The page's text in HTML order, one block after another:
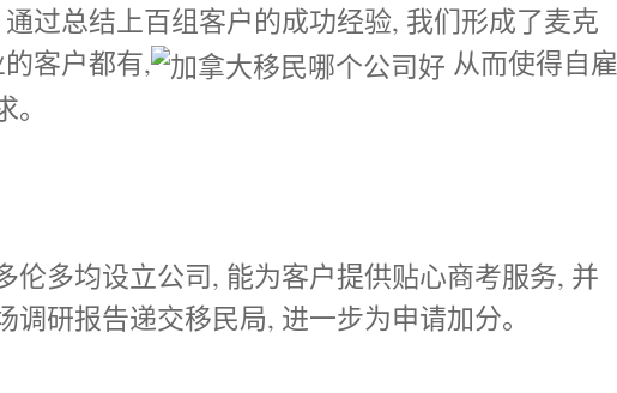
过总结上百组客户的成功经验, 我们形成了麦克
客户都有,
从而使得自雇
伦多均设立公司, 能为客户提供贴心商考服务, 并
研报告递交移民局, 进一步为申请加分。